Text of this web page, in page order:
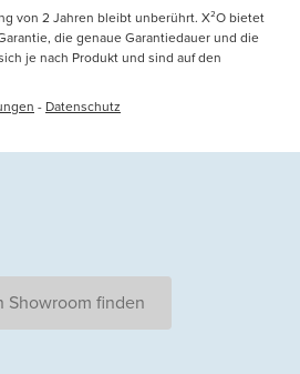
von 2 Jahren bleibt unberührt. X²O bietet
die genaue Garantiedauer und die
je nach Produkt und sind auf den
- Datenschutz
Showroom finden